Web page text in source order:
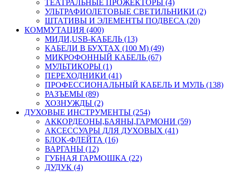
ТЕАТРАЛЬНЫЕ ПРОЖЕКТОРЫ (4)
УЛЬТРАФИОЛЕТОВЫЕ СВЕТИЛЬНИКИ (2)
ШТАТИВЫ И ЭЛЕМЕНТЫ ПОДВЕСА (20)
КОММУТАЦИЯ (400)
МИДИ,USB-КАБЕЛЬ (13)
КАБЕЛИ В БУХТАХ (100 М) (49)
МИКРОФОННЫЙ КАБЕЛЬ (67)
МУЛЬТИКОРЫ (1)
ПЕРЕХОДНИКИ (41)
ПРОФЕССИОНАЛЬНЫЙ КАБЕЛЬ И МУЛЬ (138)
РАЗЪЕМЫ (89)
ХОЗНУЖДЫ (2)
ДУХОВЫЕ ИНСТРУМЕНТЫ (254)
АККОРДЕОНЫ,БАЯНЫ,ГАРМОНИ (59)
АКСЕССУАРЫ ДЛЯ ДУХОВЫХ (41)
БЛОК-ФЛЕЙТА (16)
ВАРГАНЫ (12)
ГУБНАЯ ГАРМОШКА (22)
ДУДУК (4)